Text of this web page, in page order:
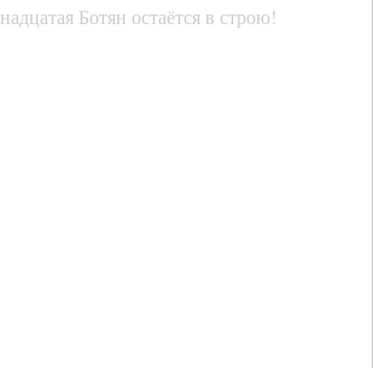
Ботян остаётся в строю!